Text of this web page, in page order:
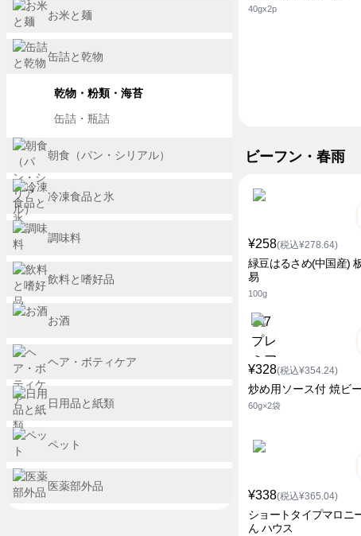
40gx2p
ビーフン・春雨
¥258(税込¥278.64)
緑豆はるさめ(中国産)
易
100g
¥328(税込¥354.24)
炒め用ソース付 焼ビ
60g×2袋
¥338(税込¥365.04)
ショートタイプマロニ
ん ハウス
お米と麺
缶詰と乾物
乾物・粉類・海苔
缶詰・瓶詰
朝食（パン・シリアル）
冷凍食品と氷
調味料
飲料と嗜好品
お酒
ヘア・ボティケア
日用品と紙類
ペット
医薬部外品